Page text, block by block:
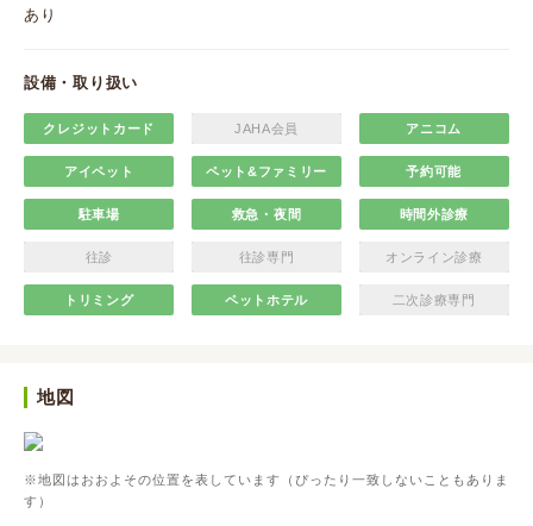
あり
設備・取り扱い
クレジットカード JAHA会員 アニコム
アイペット ペット&ファミリー 予約可能
駐車場 救急・夜間 時間外診療
往診 往診専門 オンライン診療
トリミング ペットホテル 二次診療専門
地図
※地図はおおよその位置を表しています（ぴったり一致しないこともありま
す）